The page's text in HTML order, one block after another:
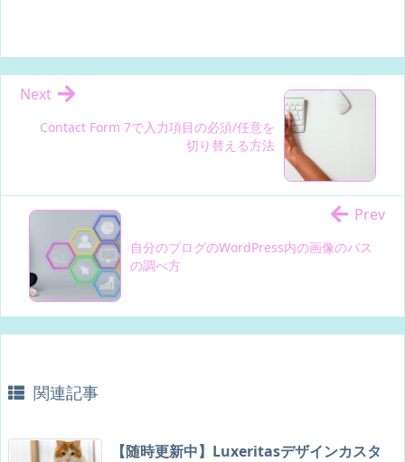
Contact Form 7で入力項目の必須/任意を
切り替える方法
Next
自分のブログのWordPress内の画像のパス
の調べ方
Prev
関連記事
【随時更新中】Luxeritasデザインカスタ